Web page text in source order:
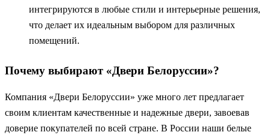
интегрируются в любые стили и интерьерные решения,
что делает их идеальным выбором для различных
помещений.
Почему выбирают «Двери Белоруссии»?
Компания «Двери Белоруссии» уже много лет предлагает
своим клиентам качественные и надежные двери, завоевав
доверие покупателей по всей стране. В России наши белые